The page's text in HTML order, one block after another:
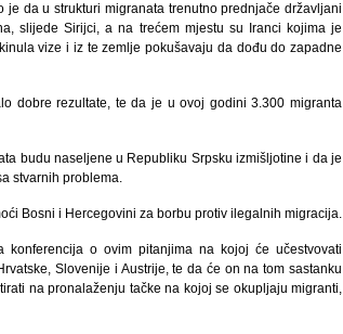
je da u strukturi migranata trenutno prednjače državljani
slijede Sirijci, a na trećem mjestu su Iranci kojima je
vize i iz te zemlje pokušavaju da dođu do zapadne
dobre rezultate, te da je u ovoj godini 3.300 migranta
budu naseljene u Republiku Srpsku izmišljotine i da je
stvarnih problema.
Bosni i Hercegovini za borbu protiv ilegalnih migracija.
o ovim pitanjima na kojoj će učestvovati
Slovenije i Austrije, te da će on na tom sastanku
na pronalaženju tačke na kojoj se okupljaju migranti,